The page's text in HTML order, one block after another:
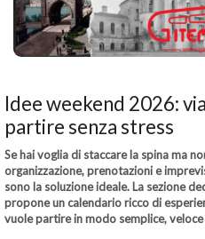
Idee weekend 2026:
partire senza stress
Se hai voglia di staccare la spina ma
organizzazione, prenotazioni e
sono la soluzione ideale. La sezione
propone un calendario ricco di
vuole partire in modo semplice, veloce